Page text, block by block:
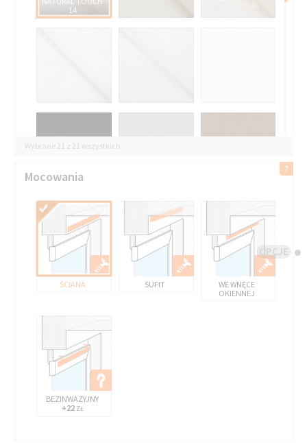
OPCJE
14
Wybrane 21 z 21 wszystkich
Mocowania
ŚCIANA SUFIT
WE WNĘCE
OKIENNEJ
BEZINWAZYJNY
+22ZŁ